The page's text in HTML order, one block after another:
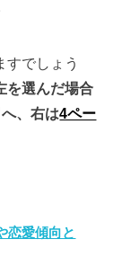
すでしょう
を選んだ場合
へ、右は4ペー
恋愛傾向と